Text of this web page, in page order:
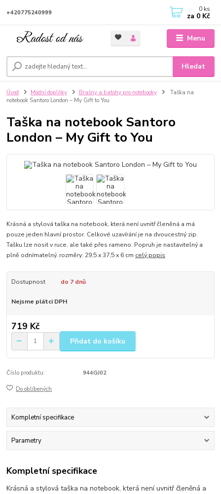
Menu
Hledat
+420775240999 0 ks
za 0 Kč
Úvod Módní doplňky Brašny a batohy pro notebooky
Taška na
notebook Santoro London – My Gift to You
Taška na notebook Santoro
London – My Gift to You
Krásná a stylová taška na notebook, která není uvnitř členěná a má
pouze jeden hlavní prostor. Celkové uzavírání je na dvoucestný zip.
Tašku lze nosit v ruce, ale také přes rameno. Popruh je nastavitelný a
plně odnímatelný. rozměry: 29,5 x 37,5 x 6 cm celý popis
Dostupnost do 7 dnů
Nejsme plátci DPH
719 Kč
Přidat do košíku
Číslo produktu: 944GJ02
Do oblíbených
Kompletní specifikace
Parametry
Kompletní specifikace
Krásná a stylová taška na notebook, která není uvnitř členěná a